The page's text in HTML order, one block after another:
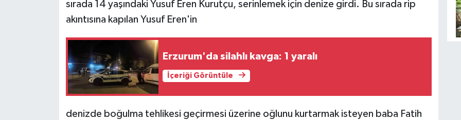
sırada 14 yaşındaki Yusuf Eren Kurutçu, serinlemek için denize girdi. Bu sırada rip
akıntısına kapılan Yusuf Eren'in
Erzurum'da silahlı kavga: 1 yaralı
İçeriği Görüntüle
denizde boğulma tehlikesi geçirmesi üzerine oğlunu kurtarmak isteyen baba Fatih